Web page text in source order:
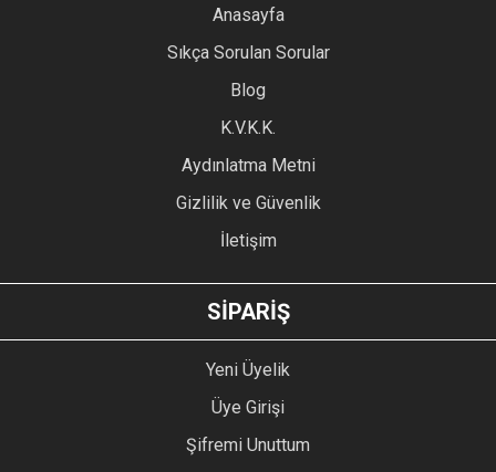
YORUM YAZ
Ürün resmi kalitesiz, bozuk veya görüntülenemiyor.
Ürün açıklamasında eksik bilgiler bulunuyor.
Ürün bilgilerinde hatalar bulunuyor.
Ürün fiyatı diğer sitelerden daha pahalı.
GÖNDER
Anasayfa
Sıkça Sorulan Sorular
Blog
K.V.K.K.
Aydınlatma Metni
Gizlilik ve Güvenlik
İletişim
SİPARİŞ
Yeni Üyelik
Üye Girişi
Şifremi Unuttum